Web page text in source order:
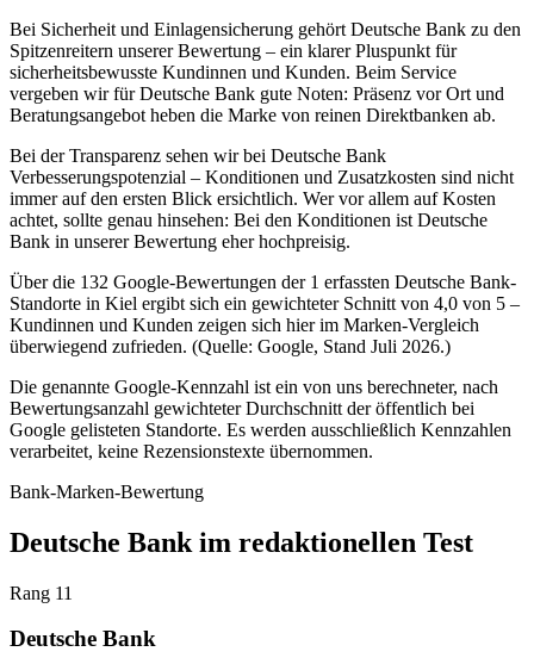
Bei Sicherheit und Einlagensicherung gehört Deutsche Bank zu den
Spitzenreitern unserer Bewertung – ein klarer Pluspunkt für
sicherheitsbewusste Kundinnen und Kunden. Beim Service
vergeben wir für Deutsche Bank gute Noten: Präsenz vor Ort und
Beratungsangebot heben die Marke von reinen Direktbanken ab.
Bei der Transparenz sehen wir bei Deutsche Bank
Verbesserungspotenzial – Konditionen und Zusatzkosten sind nicht
immer auf den ersten Blick ersichtlich. Wer vor allem auf Kosten
achtet, sollte genau hinsehen: Bei den Konditionen ist Deutsche
Bank in unserer Bewertung eher hochpreisig.
Über die 132 Google-Bewertungen der 1 erfassten Deutsche Bank-
Standorte in Kiel ergibt sich ein gewichteter Schnitt von 4,0 von 5 –
Kundinnen und Kunden zeigen sich hier im Marken-Vergleich
überwiegend zufrieden. (Quelle: Google, Stand Juli 2026.)
Die genannte Google-Kennzahl ist ein von uns berechneter, nach
Bewertungsanzahl gewichteter Durchschnitt der öffentlich bei
Google gelisteten Standorte. Es werden ausschließlich Kennzahlen
verarbeitet, keine Rezensionstexte übernommen.
Bank-Marken-Bewertung
Deutsche Bank im redaktionellen Test
Rang 11
Deutsche Bank